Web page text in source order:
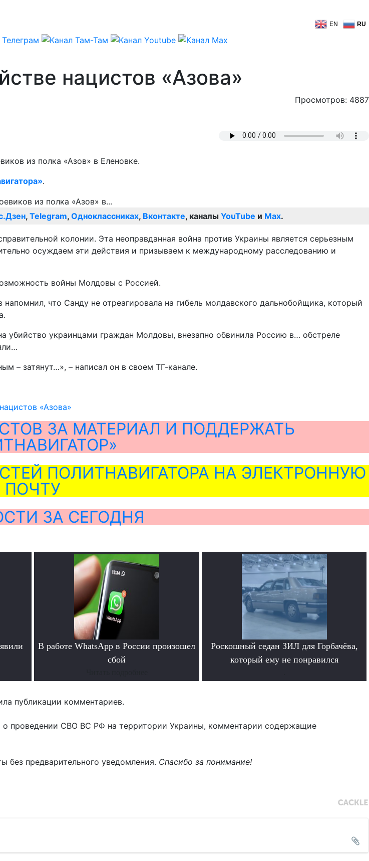
EN RU
нацистов «Азова»
Просмотров: 4887
из полка «Азов» в Еленовке.
.
, Telegram, Одноклассниках, Вконтакте, каналы YouTube и Max.
колонии. Эта неоправданная война против Украины является серьезным
осуждаем эти действия и призываем к международному расследованию и
войны Молдовы с Россией.
что Санду не отреагировала на гибель молдавского дальнобойщика, который
украинцами граждан Молдовы, внезапно обвинила Россию в… обстреле
– затянут…», – написал он в своем ТГ-канале.
«Азова»
ЗА МАТЕРИАЛ И ПОДДЕРЖАТЬ
ПОЛИТНАВИГАТОРА НА ЭЛЕКТРОННУЮ
ПОЧТУ
ЗА СЕГОДНЯ
В работе WhatsApp в России произошел
сбой
Роскошный седан ЗИЛ для Горбачёва,
который ему не понравился
публикации комментариев.
о проведении СВО ВС РФ на территории Украины, комментарии содержащие
без предварительного уведомления. Спасибо за понимание!